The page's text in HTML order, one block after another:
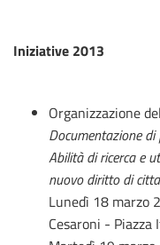
Iniziative 2013
Organizzazione
Documentazione
Abilità di ricerca e
nuovo diritto di
Lunedì 18 marzo
Cesaroni -